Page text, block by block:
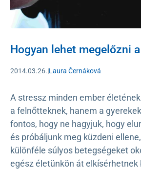
Hogyan lehet megelőzni
2014.03.26.|Laura Černáková
A stressz minden ember
a felnőtteknek, hanem a
fontos, hogy ne hagyjuk, hogy
és próbáljunk meg küzdeni
különféle súlyos betegségeket
egész életünkön át elkísérhetnek